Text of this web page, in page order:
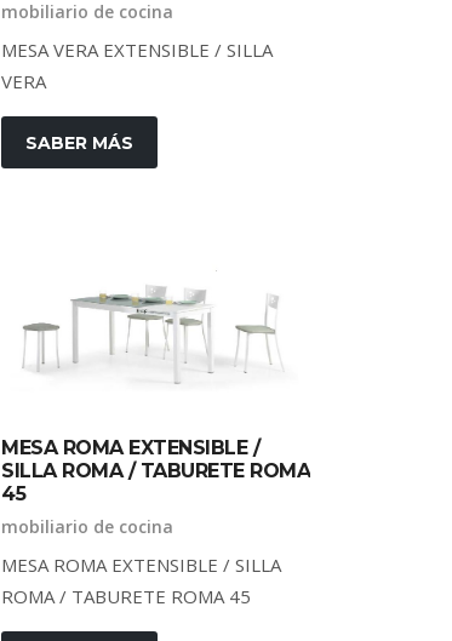
mobiliario de cocina
MESA VERA EXTENSIBLE / SILLA
VERA
SABER MÁS
MESA ROMA EXTENSIBLE /
SILLA ROMA / TABURETE ROMA
45
mobiliario de cocina
MESA ROMA EXTENSIBLE / SILLA
ROMA / TABURETE ROMA 45